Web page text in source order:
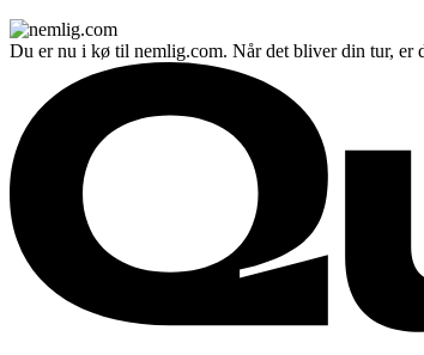
Du er nu i kø til nemlig.com. Når det bliver din tur, er